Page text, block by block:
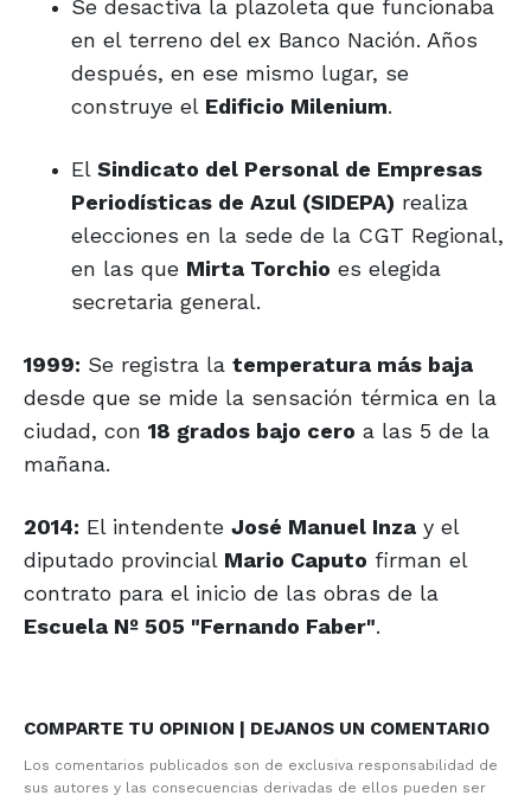
Se desactiva la plazoleta que funcionaba
en el terreno del ex Banco Nación. Años
después, en ese mismo lugar, se
construye el Edificio Milenium.
El Sindicato del Personal de Empresas
Periodísticas de Azul (SIDEPA) realiza
elecciones en la sede de la CGT Regional,
en las que Mirta Torchio es elegida
secretaria general.
1999: Se registra la temperatura más baja
desde que se mide la sensación térmica en la
ciudad, con 18 grados bajo cero a las 5 de la
mañana.
2014: El intendente José Manuel Inza y el
diputado provincial Mario Caputo firman el
contrato para el inicio de las obras de la
Escuela Nº 505 "Fernando Faber".
COMPARTE TU OPINION | DEJANOS UN COMENTARIO
Los comentarios publicados son de exclusiva responsabilidad de
sus autores y las consecuencias derivadas de ellos pueden ser